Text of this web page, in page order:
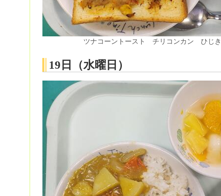
ツナコーントースト チリコンカン ひじ
19日（水曜日）